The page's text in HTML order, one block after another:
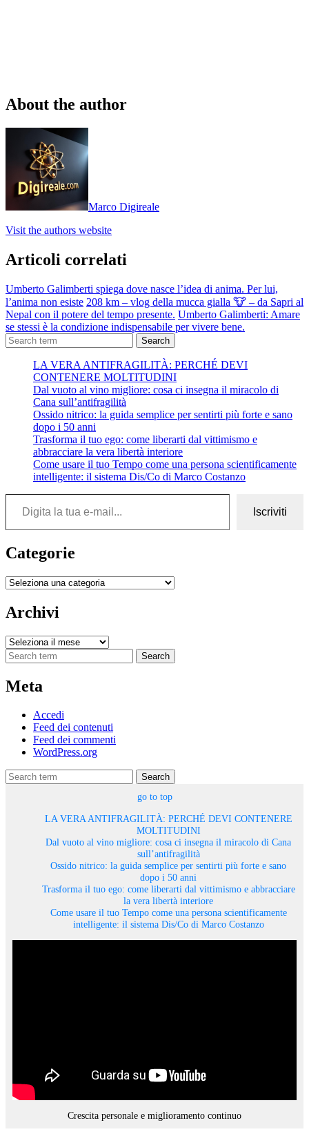
About the author
Marco Digireale
Visit the authors website
Articoli correlati
Umberto Galimberti spiega dove nasce l’idea di anima. Per lui,
l’anima non esiste 208 km – vlog della mucca gialla 🐮 – da Sapri al
Nepal con il potere del tempo presente. Umberto Galimberti: Amare
se stessi è la condizione indispensabile per vivere bene.
Search
LA VERA ANTIFRAGILITÀ: PERCHÉ DEVI
CONTENERE MOLTITUDINI
Dal vuoto al vino migliore: cosa ci insegna il miracolo di
Cana sull’antifragilità
Ossido nitrico: la guida semplice per sentirti più forte e sano
dopo i 50 anni
Trasforma il tuo ego: come liberarti dal vittimismo e
abbracciare la vera libertà interiore
Come usare il tuo Tempo come una persona scientificamente
intelligente: il sistema Dis/Co di Marco Costanzo
Digita la tua e-mail...
Iscriviti
Categorie
Categorie
Archivi
Archivi
Search
Meta
Accedi
Feed dei contenuti
Feed dei commenti
WordPress.org
Search
go to top
LA VERA ANTIFRAGILITÀ: PERCHÉ DEVI CONTENERE
MOLTITUDINI
Dal vuoto al vino migliore: cosa ci insegna il miracolo di Cana
sull’antifragilità
Ossido nitrico: la guida semplice per sentirti più forte e sano
dopo i 50 anni
Trasforma il tuo ego: come liberarti dal vittimismo e abbracciare
la vera libertà interiore
Come usare il tuo Tempo come una persona scientificamente
intelligente: il sistema Dis/Co di Marco Costanzo
Crescita personale e miglioramento continuo